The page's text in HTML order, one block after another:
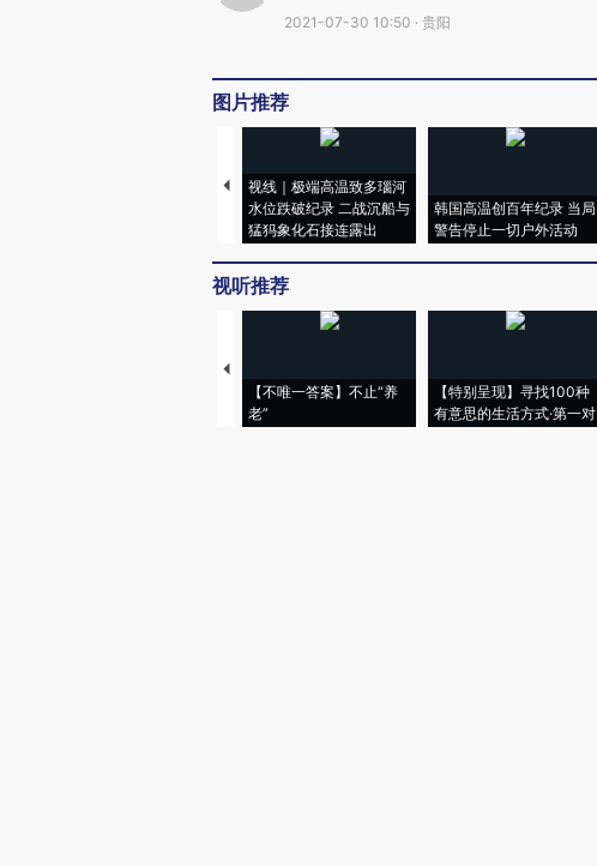
2021-07-30 10:50 · 贵阳
图片推荐
视线｜极端高温致多瑙河
水位跌破纪录 二战沉船与
猛犸象化石接连露出
韩国高温创百年纪录 当局
警告停止一切户外活动
视听推荐
【不唯一答案】不止“养
老”
【特别呈现】寻找100种
有意思的生活方式·第一对